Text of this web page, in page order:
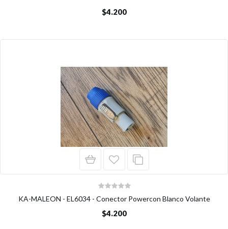
$4.200
KA-MALEON - EL6034 - Conector Powercon Blanco Volante
$4.200